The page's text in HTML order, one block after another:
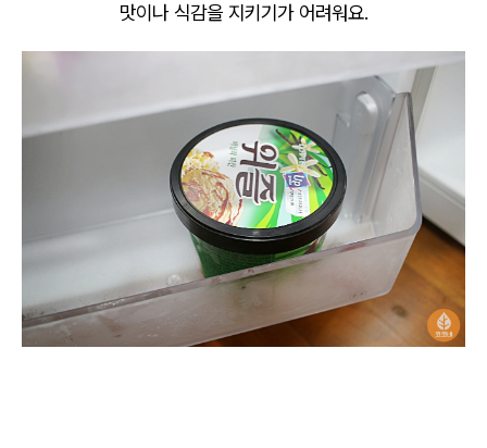
맛이나 식감을 지키기가 어려워요.